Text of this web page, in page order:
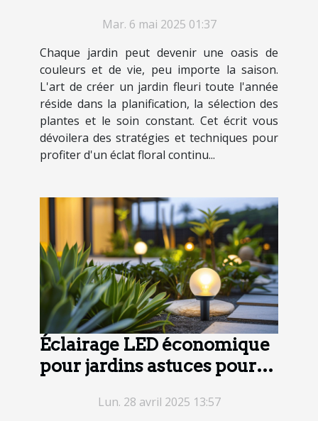
Mar. 6 mai 2025 01:37
Chaque jardin peut devenir une oasis de
couleurs et de vie, peu importe la saison.
L'art de créer un jardin fleuri toute l'année
réside dans la planification, la sélection des
plantes et le soin constant. Cet écrit vous
dévoilera des stratégies et techniques pour
profiter d'un éclat floral continu...
Éclairage LED économique
pour jardins astuces pour
Lun. 28 avril 2025 13:57